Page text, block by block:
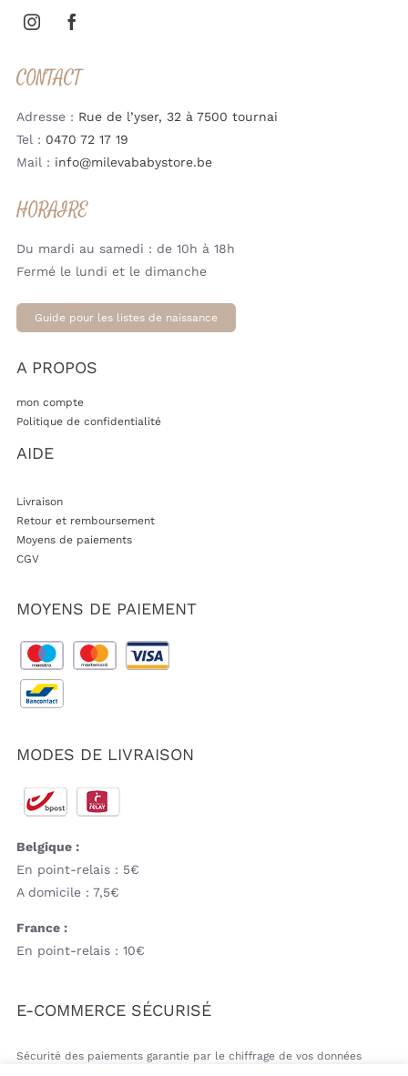
CONTACT
Adresse : Rue de l’yser, 32 à 7500 tournai
Tel : 0470 72 17 19
Mail : info@milevababystore.be
HORAIRE
Du mardi au samedi : de 10h à 18h
Fermé le lundi et le dimanche
Guide pour les listes de naissance
A PROPOS
mon compte
Politique de confidentialité
AIDE
Livraison
Retour et remboursement
Moyens de paiements
CGV
MOYENS DE PAIEMENT
MODES DE LIVRAISON
Belgique :
En point-relais : 5€
A domicile : 7,5€
France :
En point-relais : 10€
E-COMMERCE SÉCURISÉ
Sécurité des paiements garantie par le chiffrage de vos données